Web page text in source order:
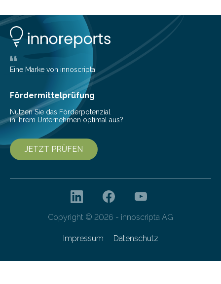
Insektenblume. Das Bundesministerium für Forschung,
Technologie und Raumfahrt (BMFTR) fördert das
Projekt im Rahmen der Nationalen
Bioökonomiestrategie mit rund 2,7 Millionen Euro.
Pestizide sind äußerst wichtig, um die globale
Ernährung zu sichern. Ohne sie besteht die weltweite
Gefahr erheblicher…
Eine Marke von innoscripta
Fördermittelprüfung
Nutzen Sie das Förderpotenzial
in Ihrem Unternehmen optimal aus?
JETZT PRÜFEN
Copyright © 2026 - innoscripta AG
Impressum Datenschutz